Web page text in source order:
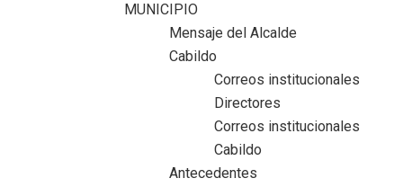
MUNICIPIO
Mensaje del Alcalde
Cabildo
Correos institucionales
Directores
Correos institucionales
Cabildo
Antecedentes